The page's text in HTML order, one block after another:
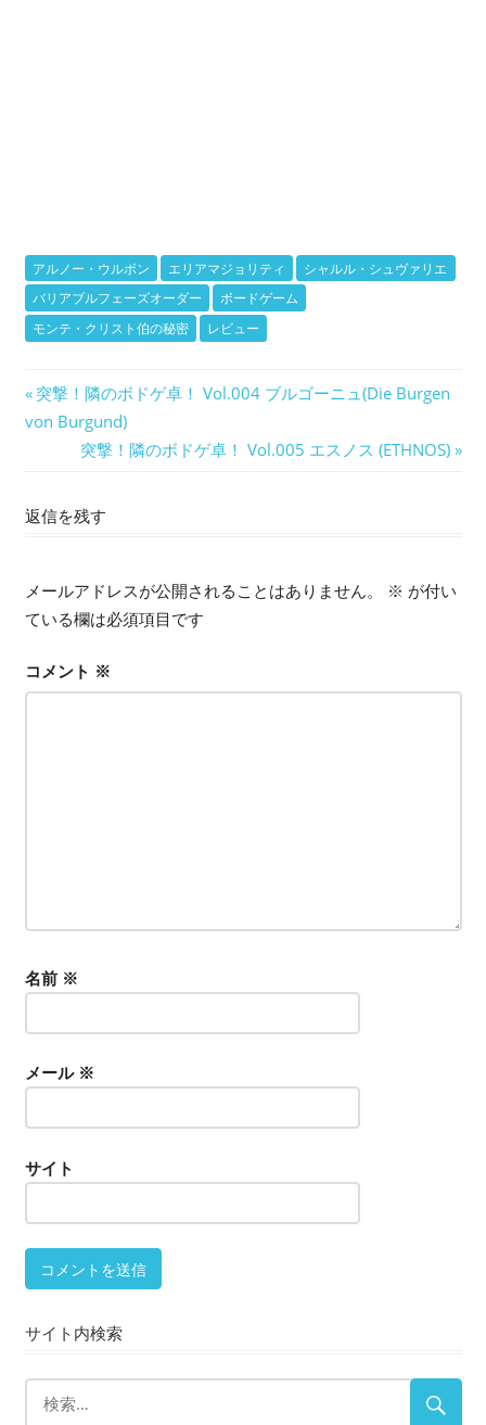
アルノー・ウルボン エリアマジョリティ
シャルル・シュヴァリエ
バリアブルフェーズオーダー
ボードゲーム
モンテ・クリスト伯の秘密
レビュー
投
稿
ビ
ー
ョ
前
の
突撃！隣のボドゲ卓！ Vol.004 ブルゴーニュ(Die Burgen
von Burgund)
次
記
事:
突撃！隣のボドゲ卓！ Vol.005 エスノス (ETHNOS)
返信を残す
メールアドレスが公開されることはありません。 ※ が付い
ている欄は必須項目です
コメント ※
名前 ※
メール ※
サイト
サイト内検索